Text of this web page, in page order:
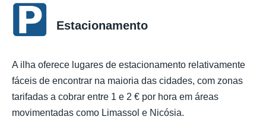
Estacionamento
A ilha oferece lugares de estacionamento relativamente
fáceis de encontrar na maioria das cidades, com zonas
tarifadas a cobrar entre 1 e 2 € por hora em áreas
movimentadas como Limassol e Nicósia.